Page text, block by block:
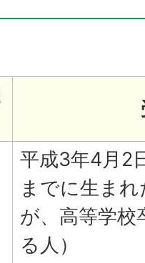
平成3年4月2
までに生ま
が、高等学校
る人）